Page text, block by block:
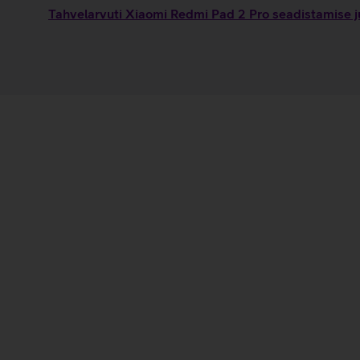
Tahvelarvuti Xiaomi Redmi Pad 2 Pro seadistamise